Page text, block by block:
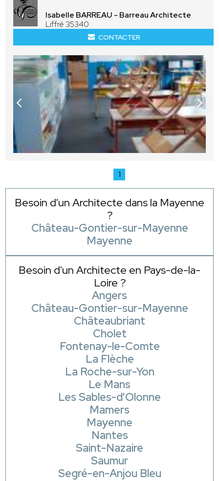
Isabelle BARREAU - Barreau Architecte
Liffré 35340
CONTACTER
1
Besoin d'un Architecte dans la Mayenne
?
Château-Gontier-sur-Mayenne
Mayenne
Besoin d'un Architecte en Pays-de-la-
Loire ?
Angers
Château-Gontier-sur-Mayenne
Châteaubriant
Cholet
Fontenay-le-Comte
La Flèche
La Roche-sur-Yon
Le Mans
Les Sables-d'Olonne
Mamers
Mayenne
Nantes
Saint-Nazaire
Saumur
Segré-en-Anjou Bleu